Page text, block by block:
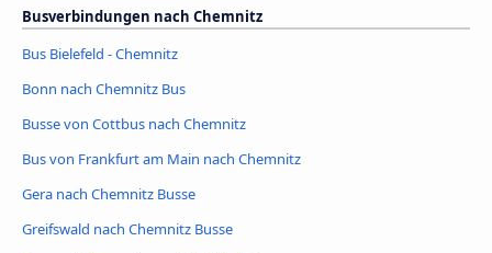
Busverbindungen nach Chemnitz
Bus Bielefeld - Chemnitz
Bonn nach Chemnitz Bus
Busse von Cottbus nach Chemnitz
Bus von Frankfurt am Main nach Chemnitz
Gera nach Chemnitz Busse
Greifswald nach Chemnitz Busse